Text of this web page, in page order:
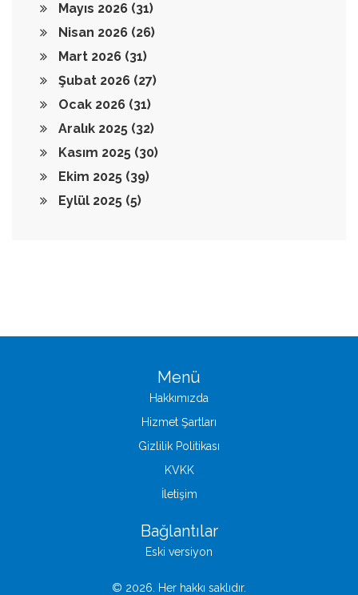
Mayıs 2026 (31)
Nisan 2026 (26)
Mart 2026 (31)
Şubat 2026 (27)
Ocak 2026 (31)
Aralık 2025 (32)
Kasım 2025 (30)
Ekim 2025 (39)
Eylül 2025 (5)
Menü
Hakkımızda
Hizmet Şartları
Gizlilik Politikası
KVKK
İletişim
Bağlantılar
Eski versiyon
© 2026. Her hakkı saklıdır.